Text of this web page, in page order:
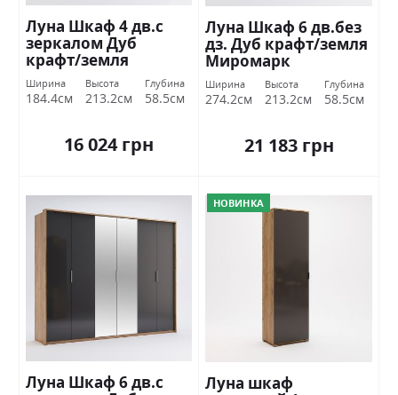
Луна Шкаф 4 дв.с
зеркалом Дуб
крафт/земля
Миромарк
Ширина
184.4см
Высота
213.2см
Глубина
58.5см
16 024 грн
Луна Шкаф 6 дв.без
дз. Дуб крафт/земля
Миромарк
Ширина
274.2см
Высота
213.2см
Глубина
58.5см
21 183 грн
Луна Шкаф 6 дв.с
НОВИНКА
Луна шкаф